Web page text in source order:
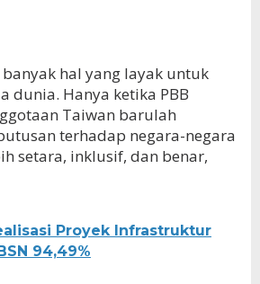
hal yang layak untuk
dunia. Hanya ketika PBB
Taiwan barulah
terhadap negara-negara
setara, inklusif, dan benar,
Proyek Infrastruktur
94,49%